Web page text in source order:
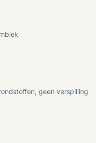
geen verspilling